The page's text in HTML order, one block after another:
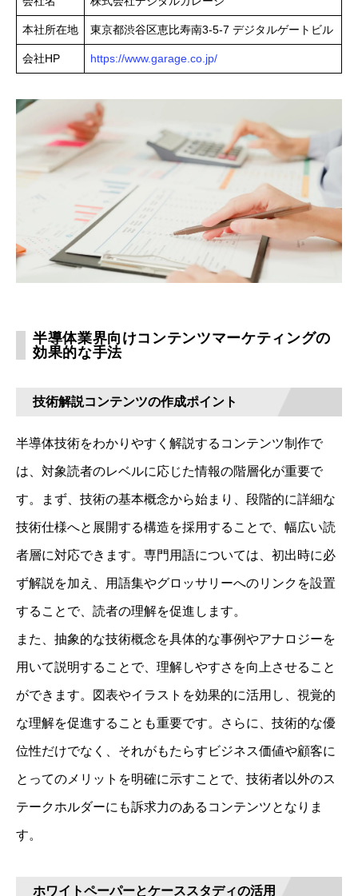
本社所在地 東京都渋谷区恵比寿南3-5-7 デジタルゲートビル
会社HP https://www.garage.co.jp/
半導体業界向けコンテンツマーケティングの
効果的な手法
技術解説コンテンツの作成ポイント
半導体技術をわかりやすく解説するコンテンツ制作で
は、対象読者のレベルに応じた情報の階層化が重要で
す。まず、技術の基本概念から始まり、段階的に詳細な
技術仕様へと展開する構造を採用することで、幅広い読
者層に対応できます。専門用語については、初出時に必
ず解説を加え、用語集やグロッサリーへのリンクを設置
することで、読者の理解を促進します。
また、抽象的な技術概念を具体的な事例やアナロジーを
用いて説明することで、理解しやすさを向上させること
ができます。図表やイラストを効果的に活用し、視覚的
な理解を促進することも重要です。さらに、技術的な優
位性だけでなく、それがもたらすビジネス価値や顧客に
とってのメリットを明確に示すことで、技術者以外のス
テークホルダーにも訴求力のあるコンテンツとなりま
す。
ホワイトペーパーとケーススタディの活用